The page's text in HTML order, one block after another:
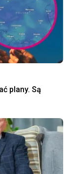
plany. Są